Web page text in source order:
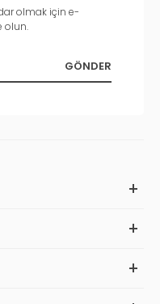
olmak için e-
olun.